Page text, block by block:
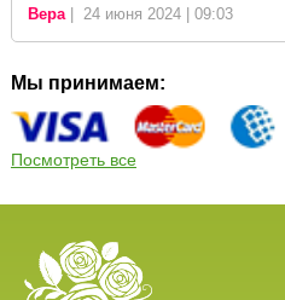
Вера| 24 июня 2024 | 09:03
Мы принимаем:
Посмотреть все